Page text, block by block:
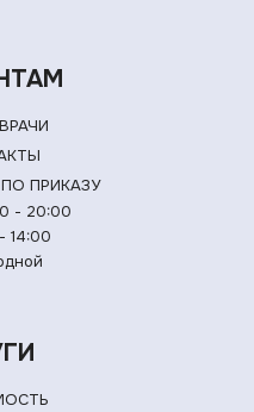
ПРИКАЗУ
- 20:00
14:00